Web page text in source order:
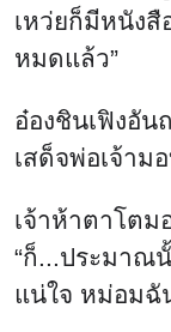
เหว่ยก็มีหนังสื
หมดแล้ว”
อ๋องชินเฟิงอัน
เสด็จพ่อเจ้าม
เจ้าห้าตาโตม
“ก็...ประมาณ
แน่ใจ หม่อมฉั